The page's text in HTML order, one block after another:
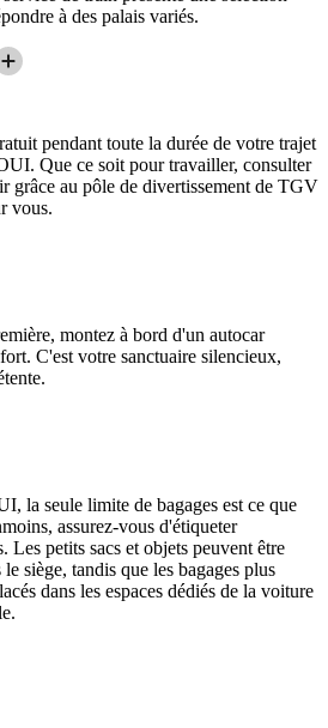
à des palais variés.
pendant toute la durée de votre trajet
Que ce soit pour travailler, consulter
grâce au pôle de divertissement de TGV
vous.
montez à bord d'un autocar
C'est votre sanctuaire silencieux,
la seule limite de bagages est ce que
assurez-vous d'étiqueter
Les petits sacs et objets peuvent être
siège, tandis que les bagages plus
dans les espaces dédiés de la voiture